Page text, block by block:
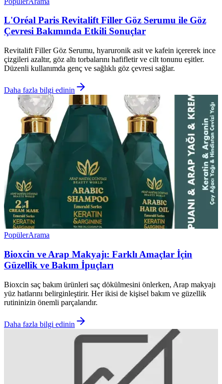
L'Oréal Paris Revitalift Filler Göz Serumu ile Göz
Çevresi Bakımında Etkili Sonuçlar
Revitalift Filler Göz Serumu, hyaruronik asit ve kafein içererek ince
çizgileri azaltır, göz altı torbalarını hafifletir ve cilt tonunu eşitler.
Düzenli kullanımda genç ve sağlıklı göz çevresi sağlar.
Daha fazla bilgi edinin
PopülerArama
Bioxcin ve Arap Makyajı: Farklı Amaçlar İçin
Güzellik ve Bakım İpuçları
Bioxcin saç bakım ürünleri saç dökülmesini önlerken, Arap makyajı
yüz hatlarını belirginleştirir. Her ikisi de kişisel bakım ve güzellik
rutininizin önemli parçalarıdır.
Daha fazla bilgi edinin